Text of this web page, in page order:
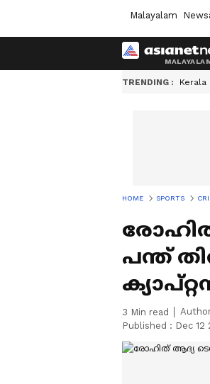
Malayalam
TRENDING : Kerala
HOME SPORTS
രോഹിത്
പന്ത്
3 Min read
Published : Dec 12